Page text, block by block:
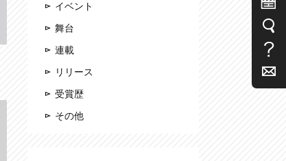
イベント
舞台
連載
リリース
受賞歴
その他